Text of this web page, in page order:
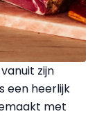
zijn
een heerlijk
met